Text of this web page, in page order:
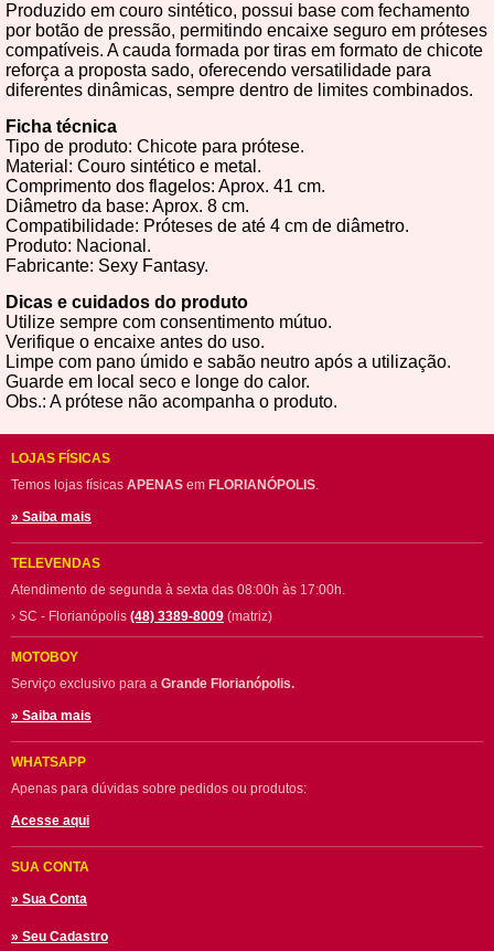
Produzido em couro sintético, possui base com fechamento
por botão de pressão, permitindo encaixe seguro em próteses
compatíveis. A cauda formada por tiras em formato de chicote
reforça a proposta sado, oferecendo versatilidade para
diferentes dinâmicas, sempre dentro de limites combinados.
Ficha técnica
Tipo de produto: Chicote para prótese.
Material: Couro sintético e metal.
Comprimento dos flagelos: Aprox. 41 cm.
Diâmetro da base: Aprox. 8 cm.
Compatibilidade: Próteses de até 4 cm de diâmetro.
Produto: Nacional.
Fabricante: Sexy Fantasy.
Dicas e cuidados do produto
Utilize sempre com consentimento mútuo.
Verifique o encaixe antes do uso.
Limpe com pano úmido e sabão neutro após a utilização.
Guarde em local seco e longe do calor.
Obs.: A prótese não acompanha o produto.
LOJAS FÍSICAS
Temos lojas físicas APENAS em FLORIANÓPOLIS.
» Saiba mais
TELEVENDAS
Atendimento de segunda à sexta das 08:00h às 17:00h.
› SC - Florianópolis (48) 3389-8009 (matriz)
MOTOBOY
Serviço exclusivo para a Grande Florianópolis.
» Saiba mais
WHATSAPP
Apenas para dúvidas sobre pedidos ou produtos:
Acesse aqui
SUA CONTA
» Sua Conta
» Seu Cadastro